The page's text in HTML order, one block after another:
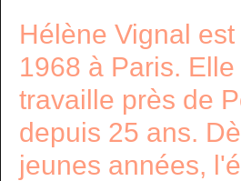
Hélène Vignal
1968 à Paris. Elle
travaille près de
depuis 25 ans.
jeunes années,